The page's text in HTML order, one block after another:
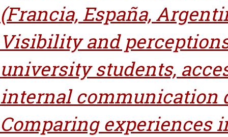
(Francia, España,
Visibility and
university students,
internal communication
Comparing experiences